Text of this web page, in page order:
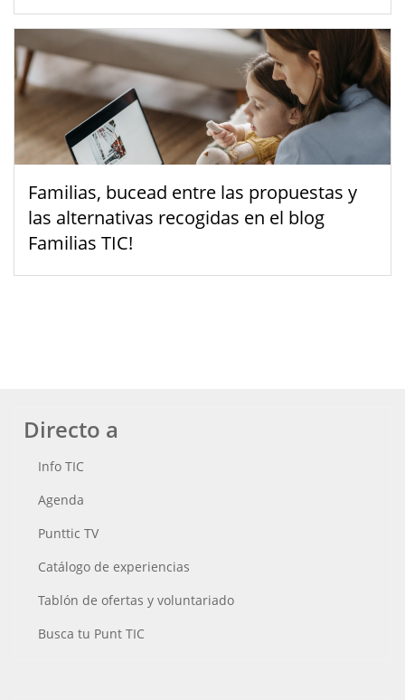
Familias, bucead entre las propuestas y
las alternativas recogidas en el blog
Familias TIC!
Directo a
Info TIC
Agenda
Punttic TV
Catálogo de experiencias
Tablón de ofertas y voluntariado
Busca tu Punt TIC